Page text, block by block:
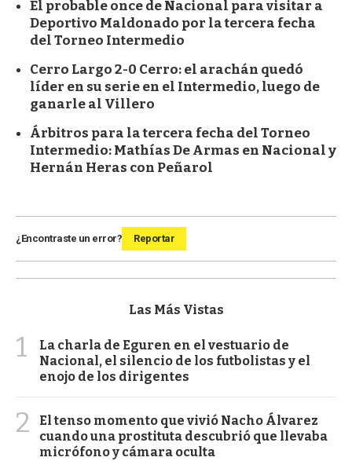
El probable once de Nacional para visitar a
Deportivo Maldonado por la tercera fecha
del Torneo Intermedio
Cerro Largo 2-0 Cerro: el arachán quedó
líder en su serie en el Intermedio, luego de
ganarle al Villero
Árbitros para la tercera fecha del Torneo
Intermedio: Mathías De Armas en Nacional y
Hernán Heras con Peñarol
¿Encontraste un error? Reportar
Las Más Vistas
1
La charla de Eguren en el vestuario de
Nacional, el silencio de los futbolistas y el
enojo de los dirigentes
2
El tenso momento que vivió Nacho Álvarez
cuando una prostituta descubrió que llevaba
micrófono y cámara oculta